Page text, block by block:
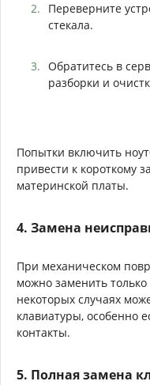
Переверните
стекала.
Обратитесь в
разборки и
Попытки включить
привести к короткому
материнской платы.
4. Замена
При механическом
можно заменить
некоторых случаях
клавиатуры, особенно
контакты.
5. Полная замена